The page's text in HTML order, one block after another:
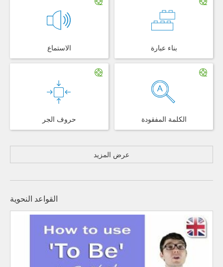
الاستماع بناء عبارة
حروف الجر الكلمة المفقودة
عرض المزيد
القواعد النحوية